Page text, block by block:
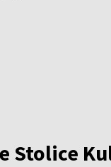
Stolice